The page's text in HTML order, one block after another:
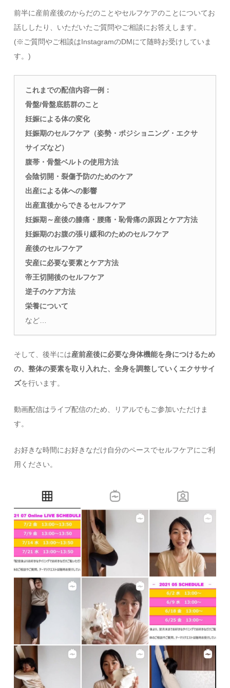
前半に産前産後のからだのことやセルフケアのことについてお
話ししたり、いただいたご質問やご相談にお答えします。
(※ご質問やご相談はInstagramのDMにて随時お受けしていま
す。)
これまでの配信内容一例：
骨盤/骨盤底筋群のこと
妊娠による体の変化
妊娠期のセルフケア （姿勢・ポジショニング・エクサ
サイズなど）
腹帯・骨盤ベルトの使用方法
会陰切開・裂傷予防のためのケア
出産による体への影響
出産直後からできるセルフケア
妊娠期～産後の膝痛・腰痛・恥骨痛の原因とケア方法
妊娠期のお腹の張り緩和のためのセルフケア
産後のセルフケア
安産に必要な要素とケア方法
帝王切開後のセルフケア
逆子のケア方法
栄養について
など…
そして、後半には産前産後に必要な身体機能を身につけるため
の、整体の要素を取り入れた、全身を調整していくエクササイ
ズを行います。
動画配信はライブ配信のため、リアルでもご参加いただけま
す。
お好きな時間にお好きなだけ自分のペースでセルフケアにご利
用ください。